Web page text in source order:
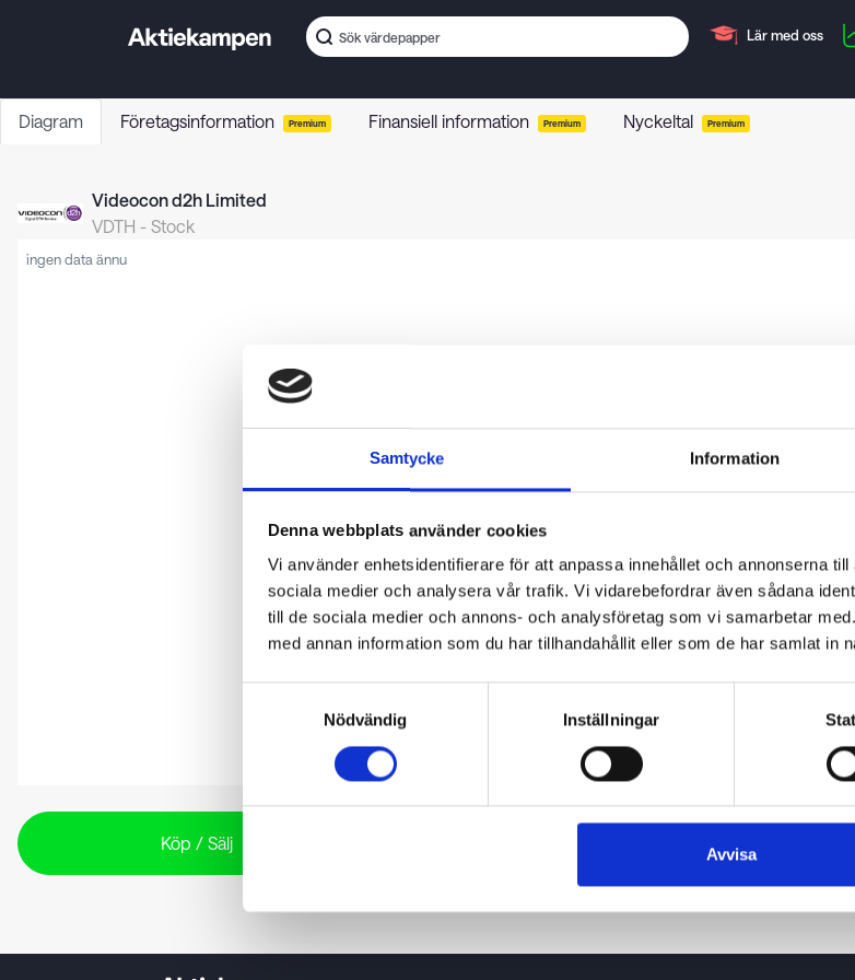
Samtycke Information
Denna webbplats använder cookies
Vi använder enhetsidentifierare för att anpassa innehållet och annonserna
sociala medier och analysera vår trafik. Vi vidarebefordrar även sådana
till de sociala medier och annons- och analysföretag som vi samarbetar
med annan information som du har tillhandahållit eller som de har samlat in
Nödvändig
Inställningar
Avvisa
Lär med oss
Diagram Företagsinformation Premium Finansiell information Premium Nyckeltal Premium
Videocon d2h Limited
VDTH - Stock
ingen data ännu
Köp / Sälj